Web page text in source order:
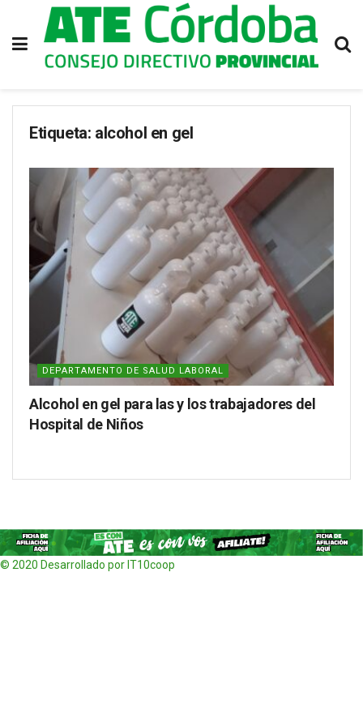
Etiqueta: alcohol en gel
DEPARTAMENTO DE SALUD LABORAL
Alcohol en gel para las y los trabajadores del
Hospital de Niños
© 2020 Desarrollado por IT10coop